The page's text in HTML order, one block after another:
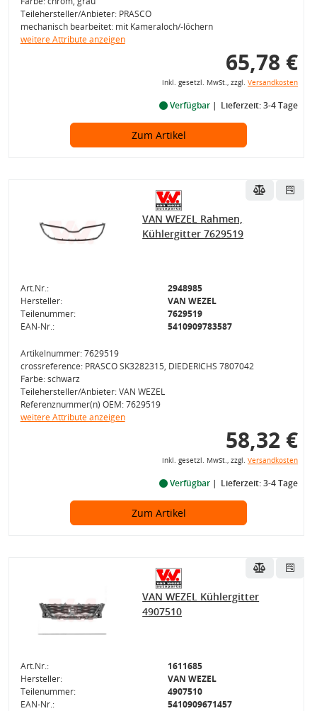
Teilehersteller/Anbieter: PRASCO
mechanisch bearbeitet: mit Kameraloch/-löchern
weitere Attribute anzeigen
65,78 €
inkl. gesetzl. MwSt., zzgl. Versandkosten
Verfügbar Lieferzeit: 3-4 Tage
Zum Artikel
VAN WEZEL Rahmen,
Kühlergitter 7629519
Art.Nr.:
2948985
Hersteller:
VAN WEZEL
Teilenummer:
7629519
EAN-Nr.:
5410909783587
Artikelnummer: 7629519
crossreference: PRASCO SK3282315, DIEDERICHS 7807042
Farbe: schwarz
Teilehersteller/Anbieter: VAN WEZEL
Referenznummer(n) OEM: 7629519
weitere Attribute anzeigen
58,32 €
inkl. gesetzl. MwSt., zzgl. Versandkosten
Verfügbar Lieferzeit: 3-4 Tage
Zum Artikel
VAN WEZEL Kühlergitter
4907510
Art.Nr.:
1611685
Hersteller:
VAN WEZEL
Teilenummer:
4907510
EAN-Nr.:
5410909671457